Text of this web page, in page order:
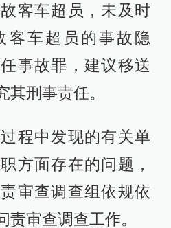
客车超员，未及时
客车超员的事故隐
事故罪，建议移送
刑事责任。
程中发现的有关单
方面存在的问题，
审查调查组依规依
审查调查工作。